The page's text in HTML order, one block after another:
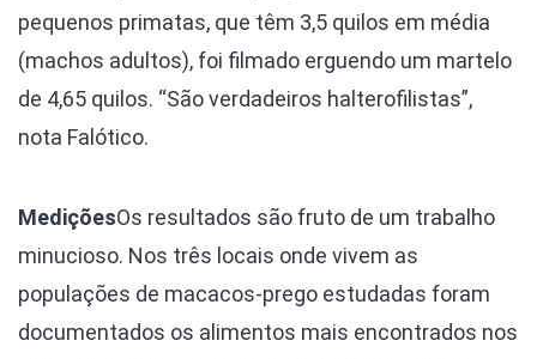
pequenos primatas, que têm 3,5 quilos em média
(machos adultos), foi filmado erguendo um martelo
de 4,65 quilos. “São verdadeiros halterofilistas”,
nota Falótico.
MediçõesOs resultados são fruto de um trabalho
minucioso. Nos três locais onde vivem as
populações de macacos-prego estudadas foram
documentados os alimentos mais encontrados nos